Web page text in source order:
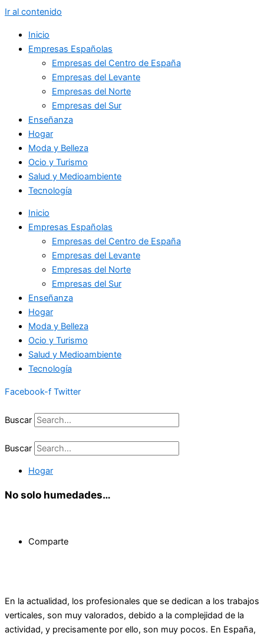
Ir al contenido
Inicio
Empresas Españolas
Empresas del Centro de España
Empresas del Levante
Empresas del Norte
Empresas del Sur
Enseñanza
Hogar
Moda y Belleza
Ocio y Turismo
Salud y Medioambiente
Tecnología
Inicio
Empresas Españolas
Empresas del Centro de España
Empresas del Levante
Empresas del Norte
Empresas del Sur
Enseñanza
Hogar
Moda y Belleza
Ocio y Turismo
Salud y Medioambiente
Tecnología
Facebook-f Twitter
Buscar
Buscar
Hogar
No solo humedades…
Comparte
En la actualidad, los profesionales que se dedican a los trabajos
verticales, son muy valorados, debido a la complejidad de la
actividad, y precisamente por ello, son muy pocos. En España,